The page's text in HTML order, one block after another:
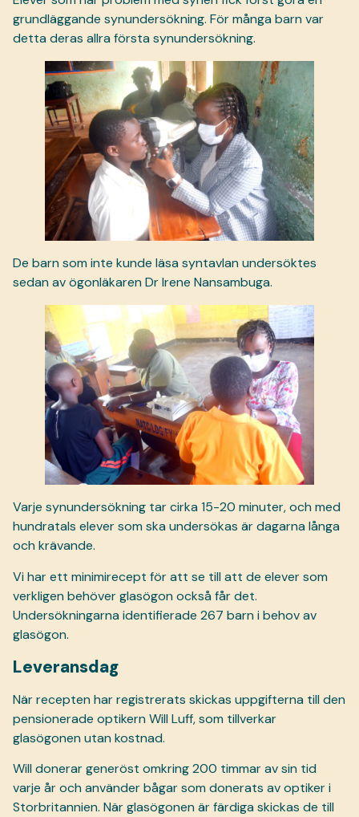
grundläggande synundersökning. För många barn var
detta deras allra första synundersökning.
De barn som inte kunde läsa syntavlan undersöktes
sedan av ögonläkaren Dr Irene Nansambuga.
Varje synundersökning tar cirka 15-20 minuter, och med
hundratals elever som ska undersökas är dagarna långa
och krävande.
Vi har ett minimirecept för att se till att de elever som
verkligen behöver glasögon också får det.
Undersökningarna identifierade 267 barn i behov av
glasögon.
Leveransdag
När recepten har registrerats skickas uppgifterna till den
pensionerade optikern Will Luff, som tillverkar
glasögonen utan kostnad.
Will donerar generöst omkring 200 timmar av sin tid
varje år och använder bågar som donerats av optiker i
Storbritannien. När glasögonen är färdiga skickas de till